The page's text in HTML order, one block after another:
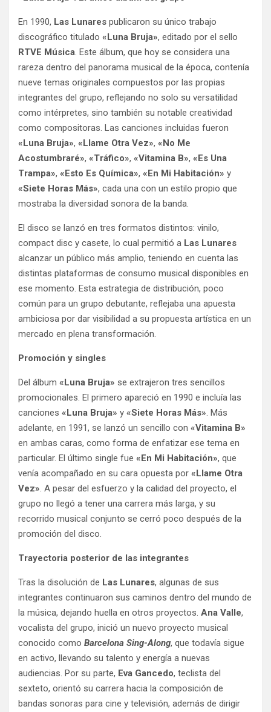
En 1990, Las Lunares publicaron su único trabajo
discográfico titulado «Luna Bruja», editado por el sello
RTVE Música. Este álbum, que hoy se considera una
rareza dentro del panorama musical de la época, contenía
nueve temas originales compuestos por las propias
integrantes del grupo, reflejando no solo su versatilidad
como intérpretes, sino también su notable creatividad
como compositoras. Las canciones incluidas fueron
«Luna Bruja», «Llame Otra Vez», «No Me
Acostumbraré», «Tráfico», «Vitamina B», «Es Una
Trampa», «Esto Es Química», «En Mi Habitación» y
«Siete Horas Más», cada una con un estilo propio que
mostraba la diversidad sonora de la banda.
El disco se lanzó en tres formatos distintos: vinilo,
compact disc y casete, lo cual permitió a Las Lunares
alcanzar un público más amplio, teniendo en cuenta las
distintas plataformas de consumo musical disponibles en
ese momento. Esta estrategia de distribución, poco
común para un grupo debutante, reflejaba una apuesta
ambiciosa por dar visibilidad a su propuesta artística en un
mercado en plena transformación.
Promoción y singles
Del álbum «Luna Bruja» se extrajeron tres sencillos
promocionales. El primero apareció en 1990 e incluía las
canciones «Luna Bruja» y «Siete Horas Más». Más
adelante, en 1991, se lanzó un sencillo con «Vitamina B»
en ambas caras, como forma de enfatizar ese tema en
particular. El último single fue «En Mi Habitación», que
venía acompañado en su cara opuesta por «Llame Otra
Vez». A pesar del esfuerzo y la calidad del proyecto, el
grupo no llegó a tener una carrera más larga, y su
recorrido musical conjunto se cerró poco después de la
promoción del disco.
Trayectoria posterior de las integrantes
Tras la disolución de Las Lunares, algunas de sus
integrantes continuaron sus caminos dentro del mundo de
la música, dejando huella en otros proyectos. Ana Valle,
vocalista del grupo, inició un nuevo proyecto musical
conocido como Barcelona Sing-Along, que todavía sigue
en activo, llevando su talento y energía a nuevas
audiencias. Por su parte, Eva Gancedo, teclista del
sexteto, orientó su carrera hacia la composición de
bandas sonoras para cine y televisión, además de dirigir